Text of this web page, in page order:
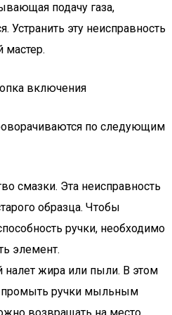
подачу газа,
Устранить эту неисправность
мастер.
включения
по следующим
смазки. Эта неисправность
образца. Чтобы
ручки, необходимо
элемент.
налет жира или пыли. В этом
промыть ручки мыльным